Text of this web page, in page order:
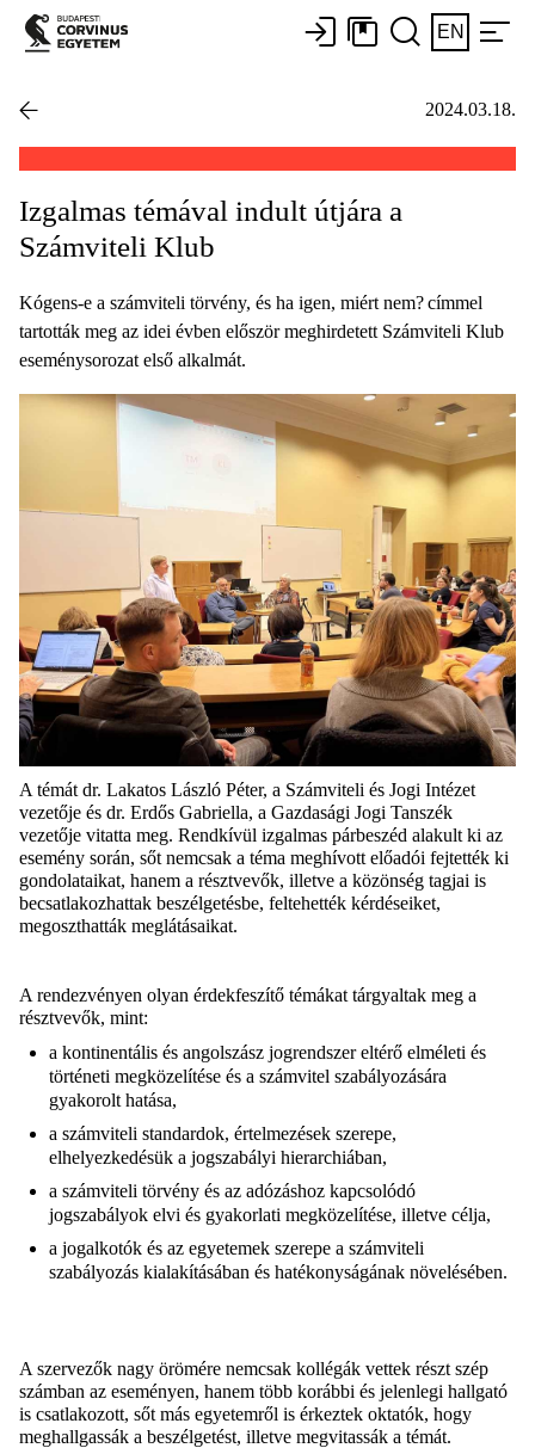
EN
2024.03.18.
Izgalmas témával indult útjára a
Számviteli Klub
Kógens-e a számviteli törvény, és ha igen, miért nem? címmel
tartották meg az idei évben először meghirdetett Számviteli Klub
eseménysorozat első alkalmát.
A témát dr. Lakatos László Péter, a Számviteli és Jogi Intézet
vezetője és dr. Erdős Gabriella, a Gazdasági Jogi Tanszék
vezetője vitatta meg. Rendkívül izgalmas párbeszéd alakult ki az
esemény során, sőt nemcsak a téma meghívott előadói fejtették ki
gondolataikat, hanem a résztvevők, illetve a közönség tagjai is
becsatlakozhattak beszélgetésbe, feltehették kérdéseiket,
megoszthatták meglátásaikat.
A rendezvényen olyan érdekfeszítő témákat tárgyaltak meg a
résztvevők, mint:
a kontinentális és angolszász jogrendszer eltérő elméleti és
történeti megközelítése és a számvitel szabályozására
gyakorolt hatása,
a számviteli standardok, értelmezések szerepe,
elhelyezkedésük a jogszabályi hierarchiában,
a számviteli törvény és az adózáshoz kapcsolódó
jogszabályok elvi és gyakorlati megközelítése, illetve célja,
a jogalkotók és az egyetemek szerepe a számviteli
szabályozás kialakításában és hatékonyságának növelésében.
A szervezők nagy örömére nemcsak kollégák vettek részt szép
számban az eseményen, hanem több korábbi és jelenlegi hallgató
is csatlakozott, sőt más egyetemről is érkeztek oktatók, hogy
meghallgassák a beszélgetést, illetve megvitassák a témát.